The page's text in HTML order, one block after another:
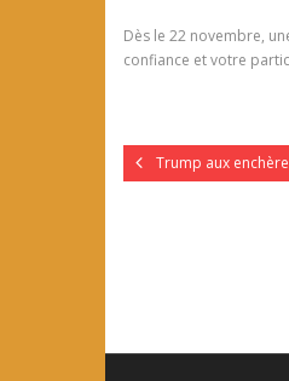
Dès le 22 novembre,
confiance et votre
Trump aux